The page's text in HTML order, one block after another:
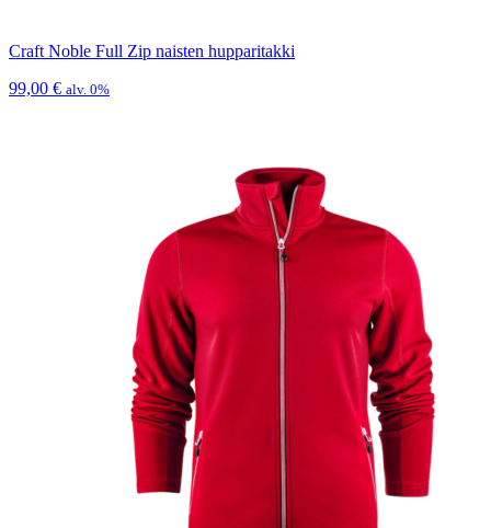
Craft Noble Full Zip naisten hupparitakki
99,00 € alv. 0%